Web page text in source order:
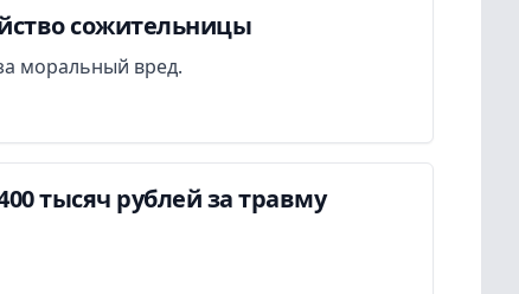
сожительницы
моральный вред.
тысяч рублей за травму